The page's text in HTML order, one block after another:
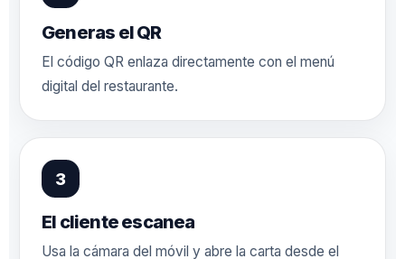
Generas el QR
El código QR enlaza directamente con el menú
digital del restaurante.
El cliente escanea
Usa la cámara del móvil y abre la carta desde el